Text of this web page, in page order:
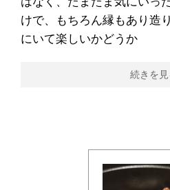
けで、もちろん縁もあり造
にいて楽しいかどうか
続きを見